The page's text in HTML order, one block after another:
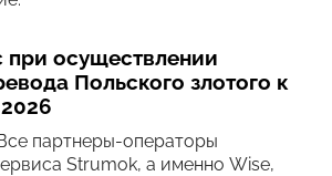
при осуществлении
Польского злотого к
партнеры-операторы
Strumok, а именно Wise,